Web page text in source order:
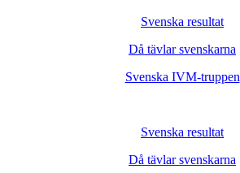
Svenska resultat
Då tävlar svenskarna
Svenska IVM-truppen
Svenska resultat
Då tävlar svenskarna